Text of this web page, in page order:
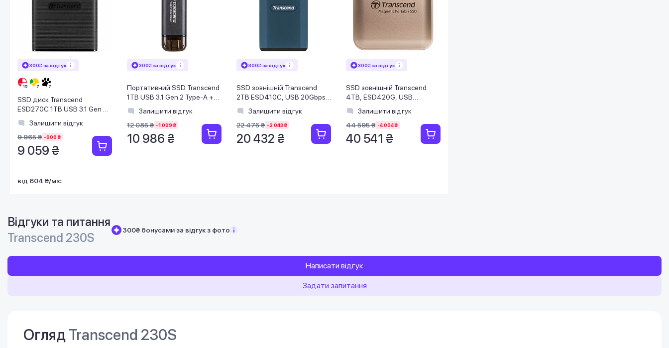
300₴ за відгук
SSD диск Transcend
ESD270C 1TB USB 3.1 Gen 2
Type-C
Залишити відгук
9 965 ₴ -906 ₴
9 059 ₴
від 604 ₴/міс
300₴ за відгук
Портативний SSD Transcend
1TB USB 3.1 Gen 2 Type-A +
Type-C ESD310 Чорний
Залишити відгук
12 085 ₴ -1 099 ₴
10 986 ₴
300₴ за відгук
SSD зовнішній Transcend
2TB ESD410C, USB 20Gbps,
Type C (TS2TESD410C)
Залишити відгук
22 475 ₴ -2 043 ₴
20 432 ₴
300₴ за відгук
SSD зовнішній Transcend
4TB, ESD420G, USB
20Gbps, Type C, Magsafe,
Gold
Залишити відгук
44 595 ₴ -4 054 ₴
40 541 ₴
Відгуки та питання
Transcend 230S
300₴ бонусами за відгук з фото
Написати відгук
Задати запитання
ОглядTranscend 230S